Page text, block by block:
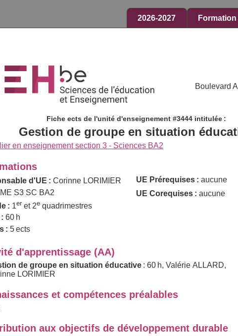
2026-2027 Formation
Boulevard
Fiche ects de l'unité d'enseignement #3444 intitulée :
Gestion de groupe en situation
en enseignement section 3 - Sciences BA2
d'UE : Corinne LORIMIER
ME S3 SC BA2
: 1er et 2e quadrimestres
60 h
: 5 ects
UE Prérequises : aucune
UE Corequises : aucune
d'apprentissage (AA)
de groupe en situation éducative : 60 h, Valérie ALLARD,
LORIMIER
et compétences préalables
aux objectifs de développement durable